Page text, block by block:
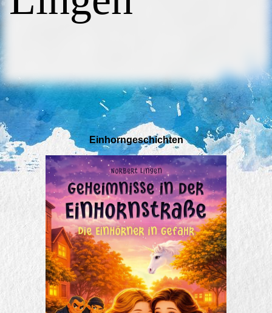
Einhorngeschichten